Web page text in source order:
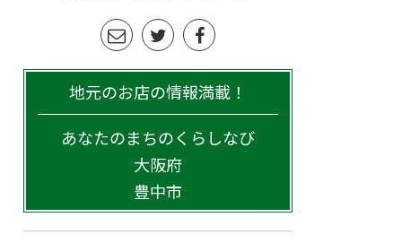
地元のお店の情報満載！
あなたのまちのくらしなび
大阪府
豊中市